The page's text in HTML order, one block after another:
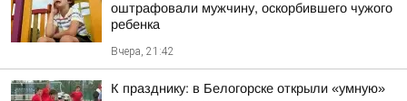
оштрафовали мужчину, оскорбившего чужого
ребенка
Вчера, 21:42
К празднику: в Белогорске открыли «умную»